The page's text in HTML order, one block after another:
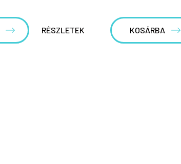
RÉSZLETEK KOSÁRBA